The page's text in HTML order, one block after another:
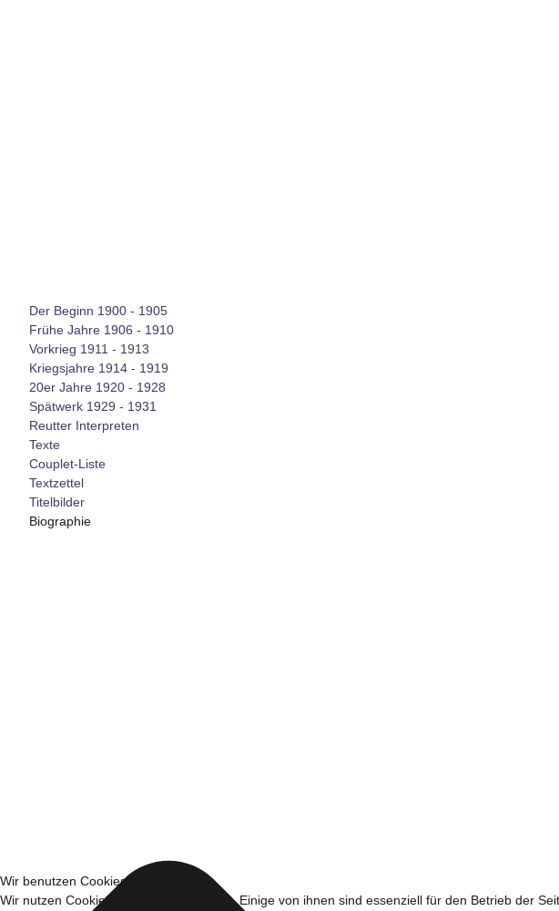
Der Beginn 1900 - 1905
Frühe Jahre 1906 - 1910
Vorkrieg 1911 - 1913
Kriegsjahre 1914 - 1919
20er Jahre 1920 - 1928
Spätwerk 1929 - 1931
Reutter Interpreten
Texte
Couplet-Liste
Textzettel
Titelbilder
Biographie
Wir benutzen Cookies
Wir nutzen Cookies auf unserer Website. Einige von ihnen sind essenziell für den Betrieb der